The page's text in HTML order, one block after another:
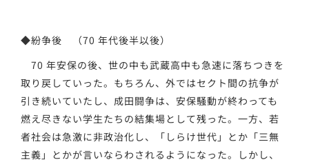
◆紛争後 （70 年代後半以後）
70 年安保の後、世の中も武蔵高中も急速に落ちつきを
取り戻していった。もちろん、外ではセクト間の抗争が
引き続いていたし、成田闘争は、安保騒動が終わっても
燃え尽きない学生たちの結集場として残った。一方、若
者社会は急激に非政治化し、「しらけ世代」とか「三無
主義」とかが言いならわされるようになった。しかし、